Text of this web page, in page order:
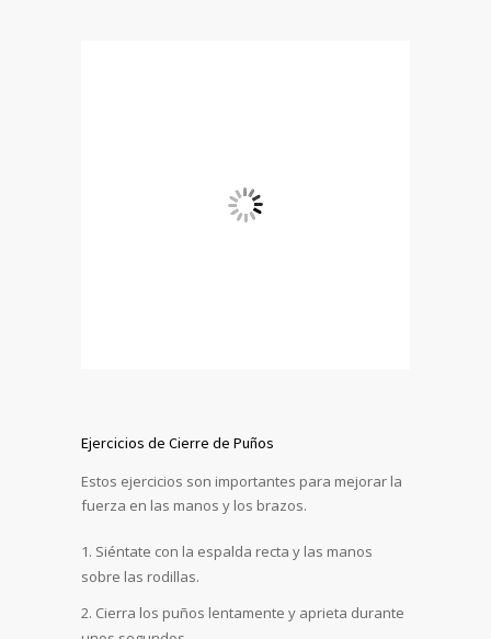
Ejercicios de Cierre de Puños
Estos ejercicios son importantes para mejorar la
fuerza en las manos y los brazos.
Siéntate con la espalda recta y las manos
sobre las rodillas.
Cierra los puños lentamente y aprieta durante